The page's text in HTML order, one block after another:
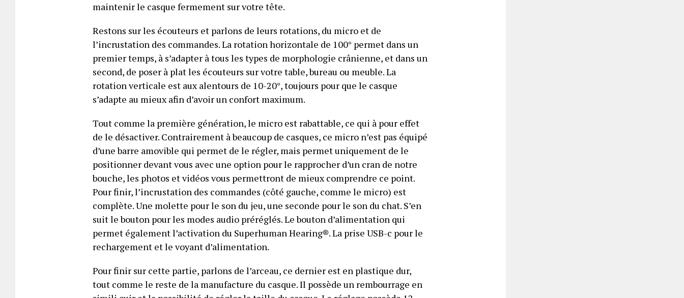
maintenir le casque fermement sur votre tête.
Restons sur les écouteurs et parlons de leurs rotations, du micro et de
l’incrustation des commandes. La rotation horizontale de 100° permet dans un
premier temps, à s’adapter à tous les types de morphologie crânienne, et dans un
second, de poser à plat les écouteurs sur votre table, bureau ou meuble. La
rotation verticale est aux alentours de 10-20°, toujours pour que le casque
s’adapte au mieux afin d’avoir un confort maximum.
Tout comme la première génération, le micro est rabattable, ce qui à pour effet
de le désactiver. Contrairement à beaucoup de casques, ce micro n’est pas équipé
d’une barre amovible qui permet de le régler, mais permet uniquement de le
positionner devant vous avec une option pour le rapprocher d’un cran de notre
bouche, les photos et vidéos vous permettront de mieux comprendre ce point.
Pour finir, l’incrustation des commandes (côté gauche, comme le micro) est
complète. Une molette pour le son du jeu, une seconde pour le son du chat. S’en
suit le bouton pour les modes audio préréglés. Le bouton d’alimentation qui
permet également l’activation du Superhuman Hearing®. La prise USB-c pour le
rechargement et le voyant d’alimentation.
Pour finir sur cette partie, parlons de l’arceau, ce dernier est en plastique dur,
tout comme le reste de la manufacture du casque. Il possède un rembourrage en